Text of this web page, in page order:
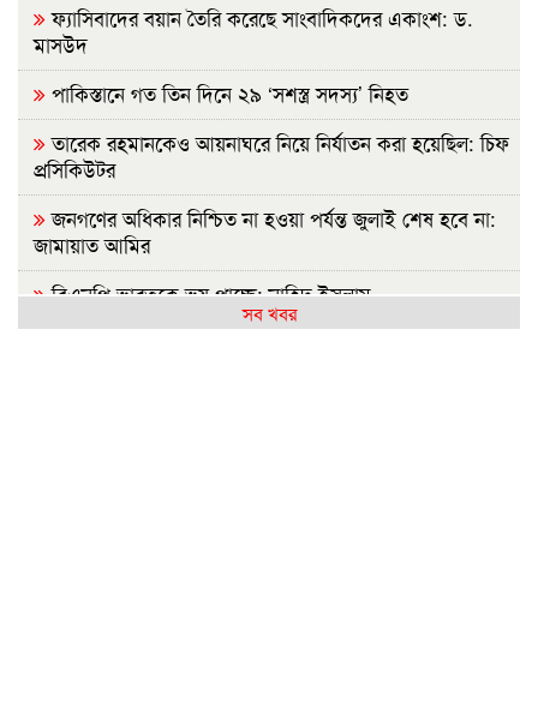
ফ্যাসিবাদের বয়ান তৈরি করেছে সাংবাদিকদের একাংশ: ড.
মাসউদ
পাকিস্তানে গত তিন দিনে ২৯ ‘সশস্ত্র সদস্য’ নিহত
তারেক রহমানকেও আয়নাঘরে নিয়ে নির্যাতন করা হয়েছিল: চিফ
প্রসিকিউটর
জনগণের অধিকার নিশ্চিত না হওয়া পর্যন্ত জুলাই শেষ হবে না:
জামায়াত আমির
বিএনপি ভারতকে ভয় পাচ্ছে: নাহিদ ইসলাম
সব খবর